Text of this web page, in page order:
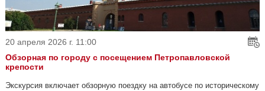
20 апреля 2026 г. 11:00
Обзорная по городу с посещением Петропавловской
крепости
Экскурсия включает обзорную поездку на автобусе по историческому